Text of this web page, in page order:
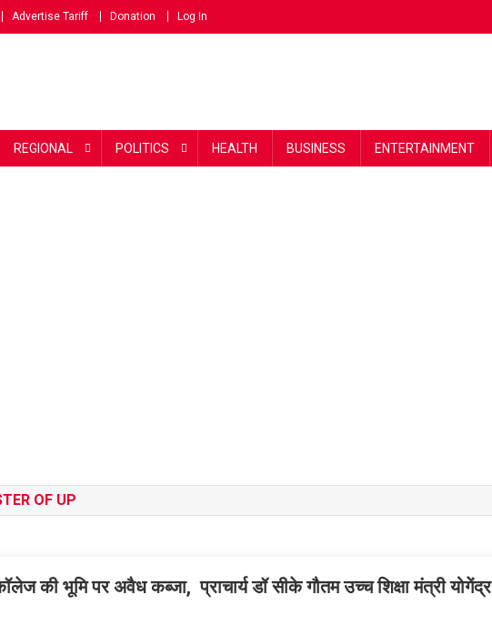
Advertise Tariff Donation Log In
REGIONAL POLITICS HEALTH BUSINESS ENTERTAINMENT
OF UP
की भूमि पर अवैध कब्जा, प्राचार्य डॉ सीके गौतम उच्च शिक्षा मंत्री योगेंद्र